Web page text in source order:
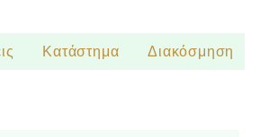
Κατάστημα Διακόσμηση